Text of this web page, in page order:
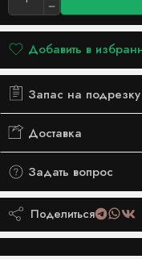
Добавить в
Добавлено в
Запас на подрезку
Доставка
Задать вопрос
Поделиться